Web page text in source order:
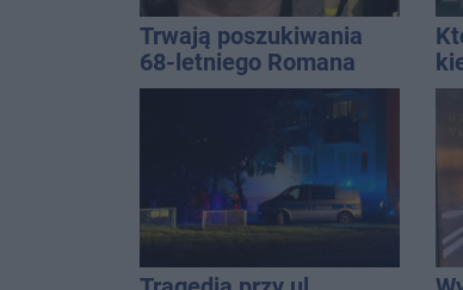
Trwają poszukiwania
68-letniego Romana
Kucały